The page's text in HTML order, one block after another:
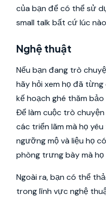
của bạn để có thể sử
small talk bất cứ lúc
Nghệ thuật
Nếu bạn đang trò
hãy hỏi xem họ đã
kế hoạch ghé thăm
Để làm cuộc trò
các triển lãm mà họ
ngưỡng mộ và liệu họ
phòng trưng bày mà họ
Ngoài ra, bạn có thể
trong lĩnh vực nghệ